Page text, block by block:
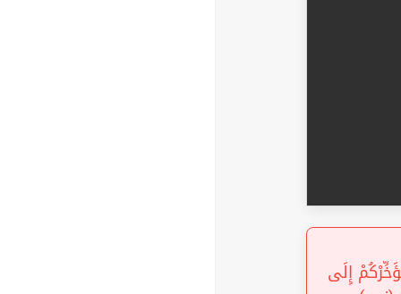
وَيُؤَخِّرْكُمْ إِلَى